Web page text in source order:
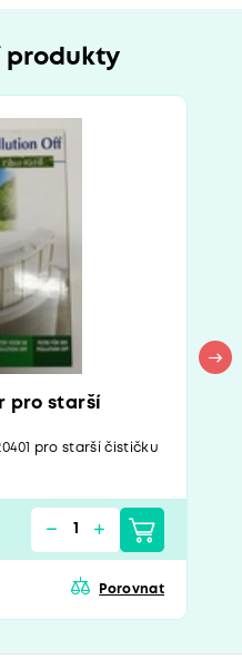
produkty
pro starší
pro starší čističku
Porovnat